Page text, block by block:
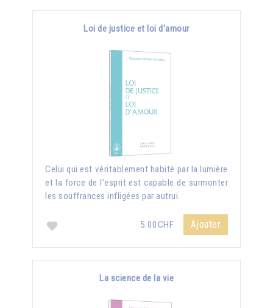
Loi de justice et loi d'amour
Celui qui est véritablement habité par la lumière
et la force de l’esprit est capable de surmonter
les souffrances infligées par autrui.
5.00CHF Ajouter
La science de la vie